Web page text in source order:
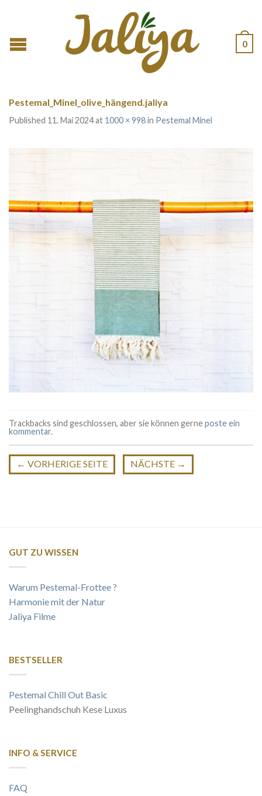
0
Pestemal_Minel_olive_hängend.jaliya
Published 11. Mai 2024at 1000 × 998in Pestemal Minel
Trackbacks sind geschlossen, aber sie können gerneposte ein
kommentar.
← VORHERIGE SEITE NÄCHSTE →
GUT ZU WISSEN
Warum Pestemal-Frottee ?
Harmonie mit der Natur
Jaliya Filme
BESTSELLER
Pestemal Chill Out Basic
Peelinghandschuh Kese Luxus
INFO & SERVICE
FAQ